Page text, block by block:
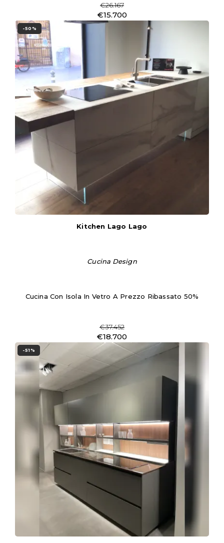
€26.167
€15.700
-50%
Kitchen Lago Lago
Cucina Design
Cucina Con Isola In Vetro A Prezzo Ribassato 50%
€37.452
€18.700
-51%